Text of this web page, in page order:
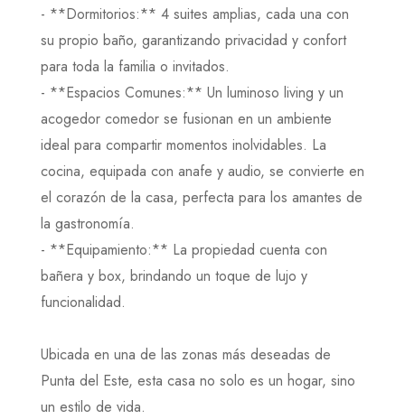
- **Dormitorios:** 4 suites amplias, cada una con
su propio baño, garantizando privacidad y confort
para toda la familia o invitados.
- **Espacios Comunes:** Un luminoso living y un
acogedor comedor se fusionan en un ambiente
ideal para compartir momentos inolvidables. La
cocina, equipada con anafe y audio, se convierte en
el corazón de la casa, perfecta para los amantes de
la gastronomía.
- **Equipamiento:** La propiedad cuenta con
bañera y box, brindando un toque de lujo y
funcionalidad.
Ubicada en una de las zonas más deseadas de
Punta del Este, esta casa no solo es un hogar, sino
un estilo de vida.